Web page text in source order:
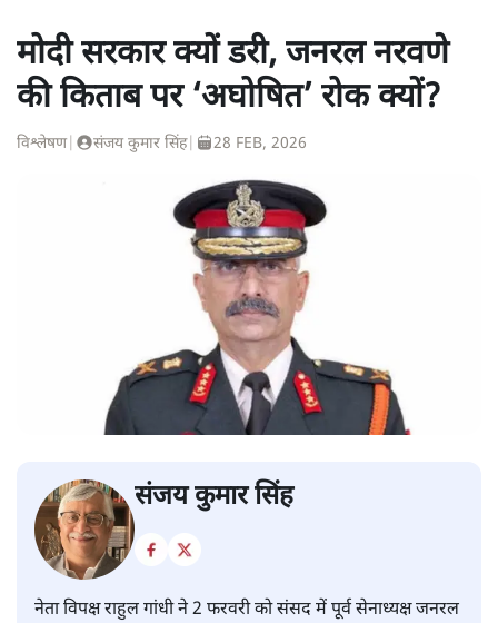
मोदी सरकार क्यों डरी, जनरल नरवणे
की किताब पर ‘अघोषित’ रोक क्यों?
विश्लेषण| संजय कुमार सिंह| 28 FEB, 2026
संजय कुमार सिंह
नेता विपक्ष राहुल गांधी ने 2 फरवरी को संसद में पूर्व सेनाध्यक्ष जनरल